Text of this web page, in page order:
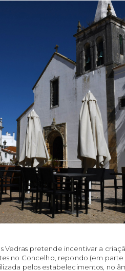
Vedras pretende incentivar a
no Concelho, repondo (em
pelos estabelecimentos, no